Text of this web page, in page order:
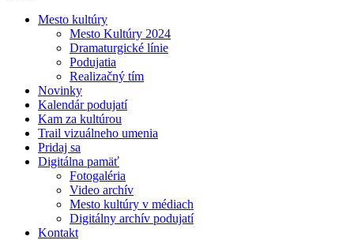
Mesto kultúry
Mesto Kultúry 2024
Dramaturgické línie
Podujatia
Realizačný tím
Novinky
Kalendár podujatí
Kam za kultúrou
Trail vizuálneho umenia
Pridaj sa
Digitálna pamäť
Fotogaléria
Video archív
Mesto kultúry v médiach
Digitálny archív podujatí
Kontakt